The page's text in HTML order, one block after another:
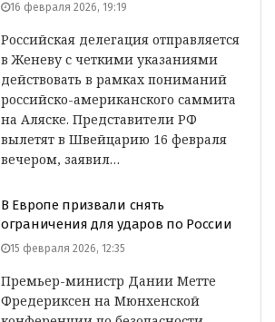
16 февраля 2026, 19:19
Российская делегация отправляется
в Женеву с четкими указаниями
действовать в рамках пониманий
российско-американского саммита
на Аляске. Представители РФ
вылетят в Швейцарию 16 февраля
вечером, заявил…
В Европе призвали снять
ограничения для ударов по России
15 февраля 2026, 12:35
Премьер-министр Дании Метте
Фредериксен на Мюнхенской